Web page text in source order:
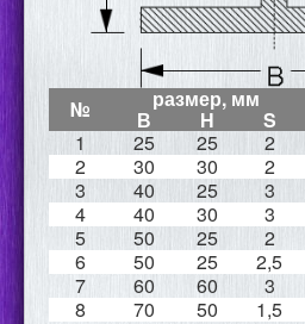
№ размер, мм
В Н
S
1
25 25 2
2
30 30 2
3
40 25 3
4
40 30 3
5
50 25 2
6
50 25 2,5
7
60 60 3
8
70 50 1,5